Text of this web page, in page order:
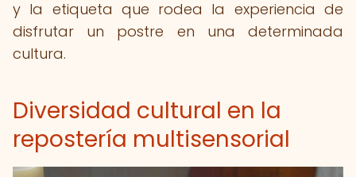
y la etiqueta que rodea la experiencia de
disfrutar un postre en una determinada
cultura.
Diversidad cultural en la
repostería multisensorial